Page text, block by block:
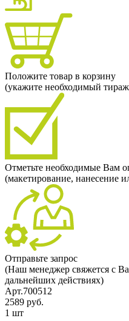
Положите товар в корзину
(укажите необходимый
Отметьте необходимые Вам
(макетирование, нанесение
Отправьте запрос
(Наш менеджер свяжется с
дальнейших действиях)
Арт.700512
2589 руб.
1 шт